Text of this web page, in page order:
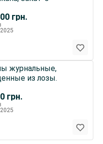
грн.
грн.
журнальные,
из лозы.